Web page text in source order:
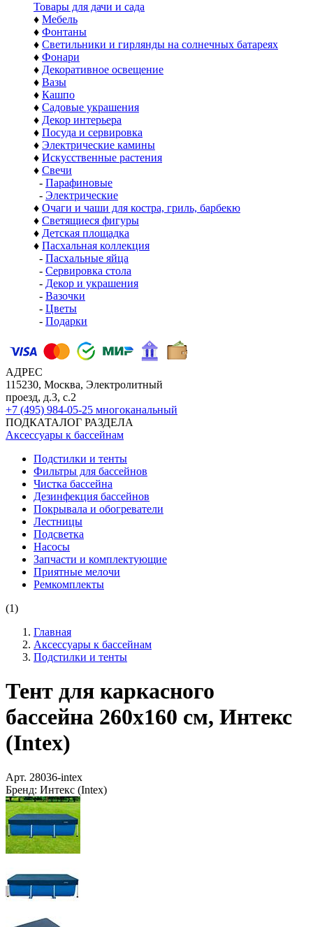
Товары для дачи и сада
♦ Мебель
♦ Фонтаны
♦ Светильники и гирлянды на солнечных батареях
♦ Фонари
♦ Декоративное освещение
♦ Вазы
♦ Кашпо
♦ Садовые украшения
♦ Декор интерьера
♦ Посуда и сервировка
♦ Электрические камины
♦ Искусственные растения
♦ Свечи
- Парафиновые
- Электрические
♦ Очаги и чаши для костра, гриль, барбекю
♦ Светящиеся фигуры
♦ Детская площадка
♦ Пасхальная коллекция
- Пасхальные яйца
- Сервировка стола
- Декор и украшения
- Вазочки
- Цветы
- Подарки
АДРЕС
115230, Москва, Электролитный
проезд, д.3, с.2
+7 (495) 984-05-25 многоканальный
ПОДКАТАЛОГ РАЗДЕЛА
Аксессуары к бассейнам
Подстилки и тенты
Фильтры для бассейнов
Чистка бассейна
Дезинфекция бассейнов
Покрывала и обогреватели
Лестницы
Подсветка
Насосы
Запчасти и комплектующие
Приятные мелочи
Ремкомплекты
(1)
Главная
Аксессуары к бассейнам
Подстилки и тенты
Тент для каркасного
бассейна 260х160 см, Интекс
(Intex)
Арт. 28036-intex
Бренд: Интекс (Intex)